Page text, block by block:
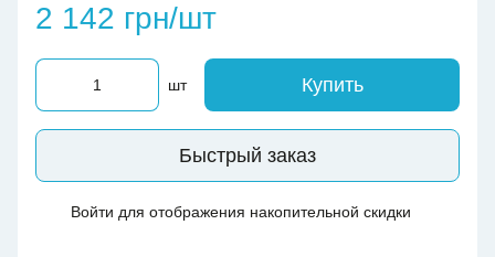
2 142 грн/шт
шт Купить
Быстрый заказ
Войти для отображения накопительной скидки